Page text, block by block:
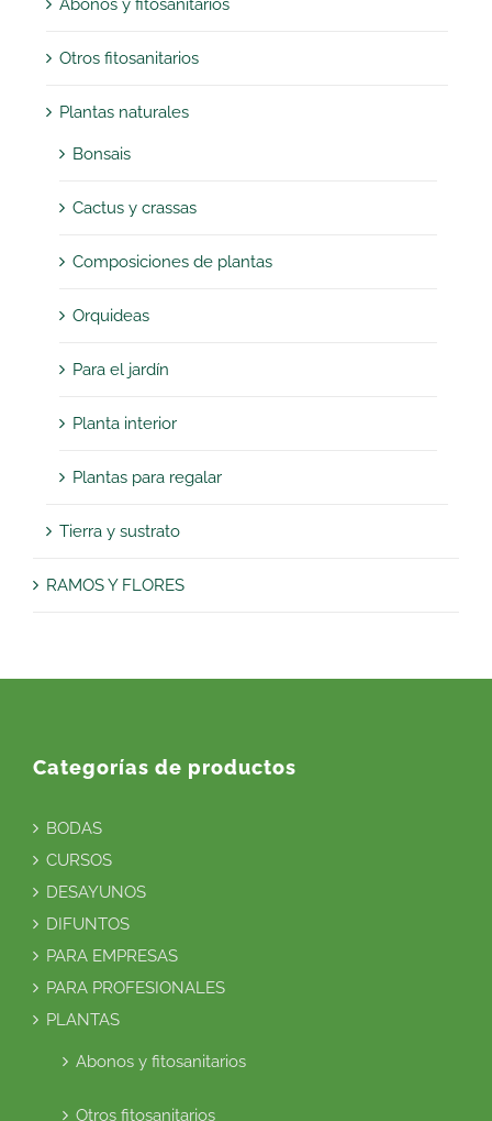
Abonos y fitosanitarios
Otros fitosanitarios
Plantas naturales
Bonsais
Cactus y crassas
Composiciones de plantas
Orquideas
Para el jardín
Planta interior
Plantas para regalar
Tierra y sustrato
RAMOS Y FLORES
Categorías de productos
BODAS
CURSOS
DESAYUNOS
DIFUNTOS
PARA EMPRESAS
PARA PROFESIONALES
PLANTAS
Abonos y fitosanitarios
Otros fitosanitarios